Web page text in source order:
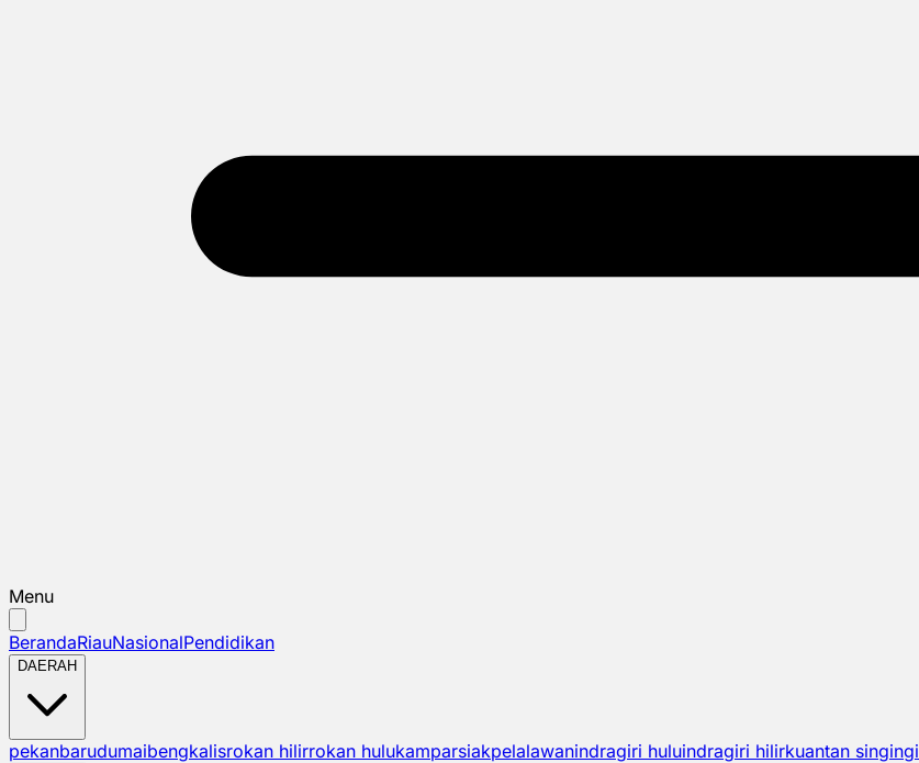
Menu
BerandaRiauNasionalPendidikan
DAERAH
pekanbarudumaibengkalisrokan hilirrokan hulukamparsiakpelalawanindragiri huluindragiri hilirkuantan singingi